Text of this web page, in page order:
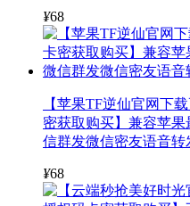
¥68
【苹果TF逆仙官网下
密获取购买】兼容苹
信群发微信密友语音
¥68